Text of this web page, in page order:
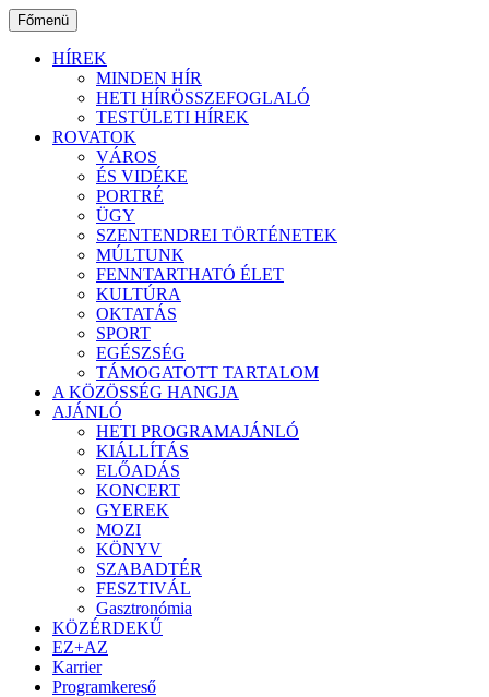
Ugrás
a
tartalomhoz
Főmenü
HÍREK
MINDEN HÍR
HETI HÍRÖSSZEFOGLALÓ
TESTÜLETI HÍREK
ROVATOK
VÁROS
ÉS VIDÉKE
PORTRÉ
ÜGY
SZENTENDREI TÖRTÉNETEK
MÚLTUNK
FENNTARTHATÓ ÉLET
KULTÚRA
OKTATÁS
SPORT
EGÉSZSÉG
TÁMOGATOTT TARTALOM
A KÖZÖSSÉG HANGJA
AJÁNLÓ
HETI PROGRAMAJÁNLÓ
KIÁLLÍTÁS
ELŐADÁS
KONCERT
GYEREK
MOZI
KÖNYV
SZABADTÉR
FESZTIVÁL
Gasztronómia
KÖZÉRDEKŰ
EZ+AZ
Karrier
Programkereső